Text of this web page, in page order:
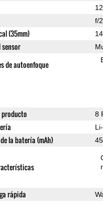
f/
(35mm)
sensor
de autoenfoque
producto 8
la batería (mAh)
rápida